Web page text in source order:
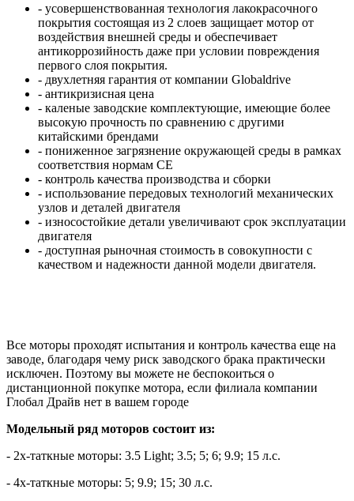
- усовершенствованная технология лакокрасочного
покрытия состоящая из 2 слоев защищает мотор от
воздействия внешней среды и обеспечивает
антикоррозийность даже при условии повреждения
первого слоя покрытия.
- двухлетняя гарантия от компании Globaldrive
- антикризисная цена
- каленые заводские комплектующие, имеющие более
высокую прочность по сравнению с другими
китайскими брендами
- пониженное загрязнение окружающей среды в рамках
соответствия нормам CE
- контроль качества производства и сборки
- использование передовых технологий механических
узлов и деталей двигателя
- износостойкие детали увеличивают срок эксплуатации
двигателя
- доступная рыночная стоимость в совокупности с
качеством и надежности данной модели двигателя.
Все моторы проходят испытания и контроль качества еще на
заводе, благодаря чему риск заводского брака практически
исключен. Поэтому вы можете не беспокоиться о
дистанционной покупке мотора, если филиала компании
Глобал Драйв нет в вашем городе
Модельный ряд моторов состоит из:
- 2х-таткные моторы: 3.5 Light; 3.5; 5; 6; 9.9; 15 л.с.
- 4х-таткные моторы: 5; 9.9; 15; 30 л.с.